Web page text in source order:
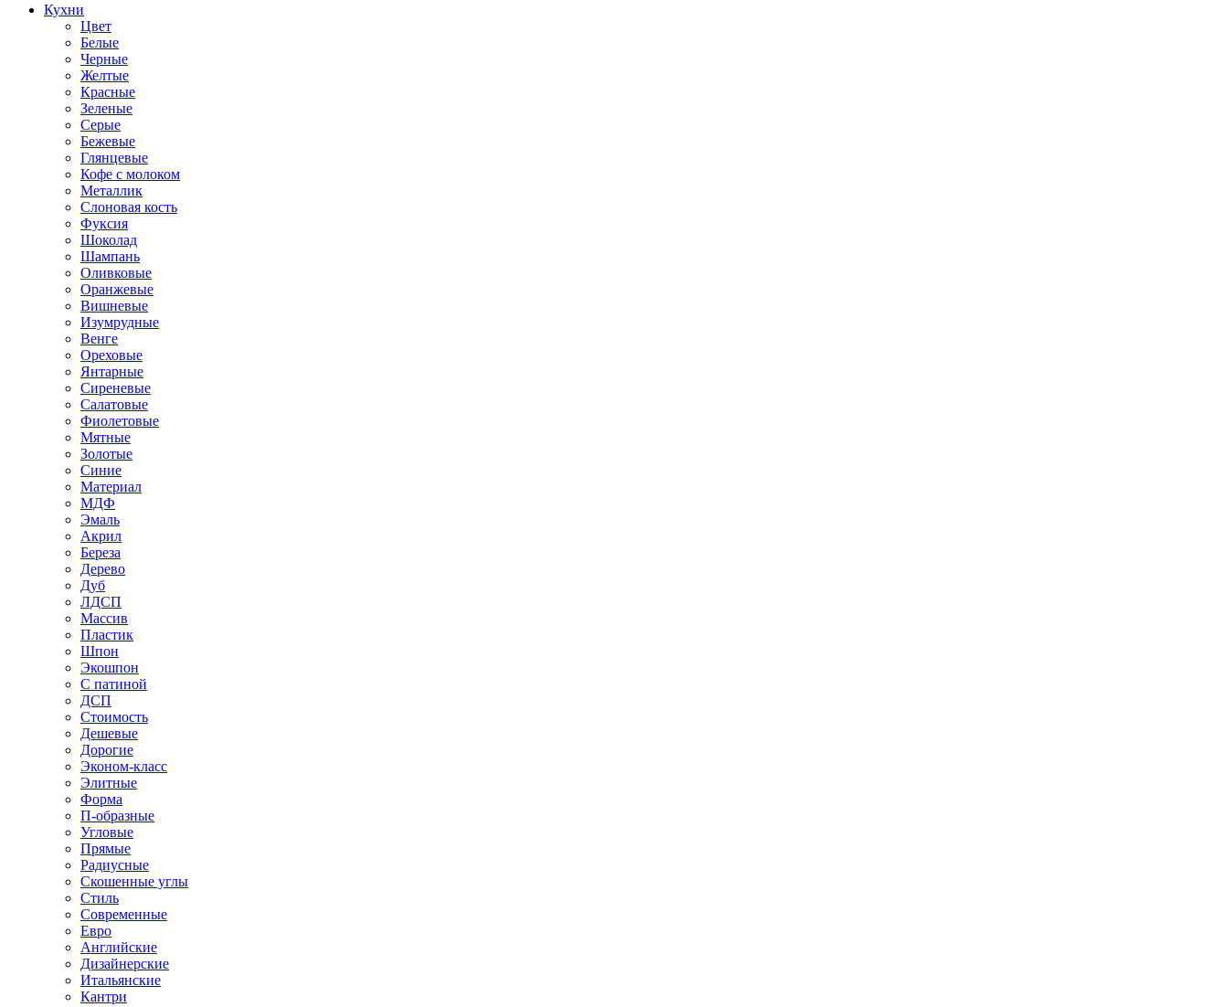
Кухни
Цвет
Белые
Черные
Желтые
Красные
Зеленые
Серые
Бежевые
Глянцевые
Кофе с молоком
Металлик
Слоновая кость
Фуксия
Шоколад
Шампань
Оливковые
Оранжевые
Вишневые
Изумрудные
Венге
Ореховые
Янтарные
Сиреневые
Салатовые
Фиолетовые
Мятные
Золотые
Синие
Материал
МДФ
Эмаль
Акрил
Береза
Дерево
Дуб
ЛДСП
Массив
Пластик
Шпон
Экошпон
С патиной
ДСП
Стоимость
Дешевые
Дорогие
Эконом-класс
Элитные
Форма
П-образные
Угловые
Прямые
Радиусные
Скошенные углы
Стиль
Современные
Евро
Английские
Дизайнерские
Итальянские
Кантри